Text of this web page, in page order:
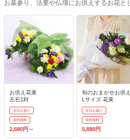
お墓参り、法要や仏壇にお供えするお花と
お供え花束
左右1対
翌日お届け
送料無料
2,680円～
旬のおまかせお供
Lサイズ 花束
翌日お届け
送料無料
5,880円